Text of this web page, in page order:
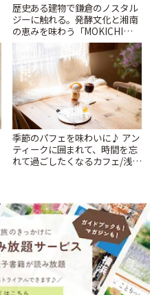
歴史ある建物で鎌倉のノスタル
ジーに触れる。発酵文化と湘南
の恵みを味わう「MOKICHI
KAMAKURA」 | ことりっぷ
季節のパフェを味わいに♪ アン
ティークに囲まれて、時間を忘
れて過ごしたくなるカフェ/浅草